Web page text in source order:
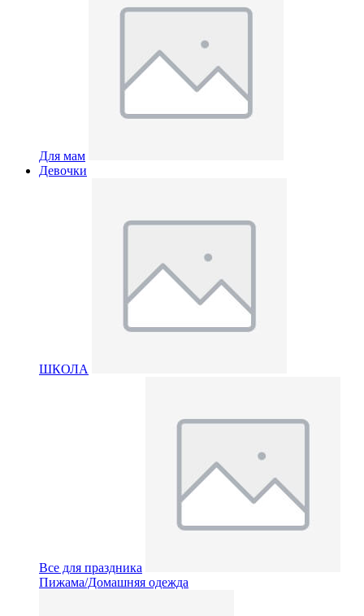
Для мам
Девочки
ШКОЛА
Все для праздника
Пижама/Домашняя одежда